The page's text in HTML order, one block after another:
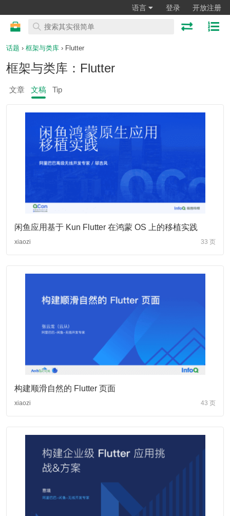
语言 登录 开放注册
话题 › 框架与类库 › Flutter
框架与类库：Flutter
文章 文稿 Tip
闲鱼应用基于 Kun Flutter 在鸿蒙 OS 上的移植实践
xiaozi 33 页
构建顺滑自然的 Flutter 页面
xiaozi 43 页